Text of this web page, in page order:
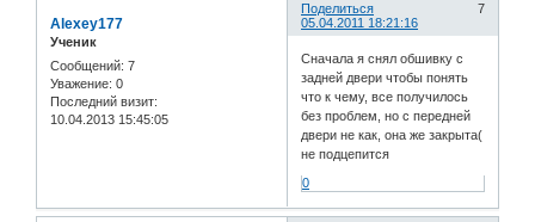
Поделиться
7
05.04.2011 18:21:16
Alexey177
Ученик
Сообщений: 7
Уважение: 0
Последний визит:
10.04.2013 15:45:05
Сначала я снял обшивку с
задней двери чтобы понять
что к чему, все получилось
без проблем, но с передней
двери не как, она же закрыта(
не подцепится
0